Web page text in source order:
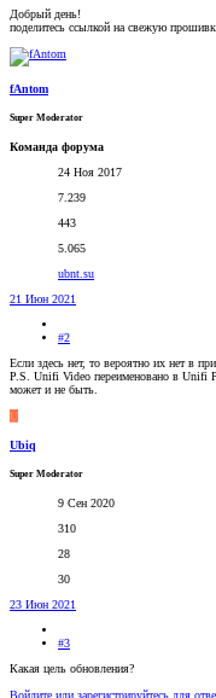
Добрый день!
поделитесь ссылкой на свежую
fAntom
Super Moderator
Команда форума
24 Ноя 2017
7.239
443
5.065
ubnt.su
21 Июн 2021
#2
Если здесь нет, то вероятно их нет в
P.S. Unifi Video переименовано в Unifi
может и не быть.
U
Ubiq
Super Moderator
9 Сен 2020
310
28
30
23 Июн 2021
#3
Какая цель обновления?
Войдите или зарегистрируйтесь для